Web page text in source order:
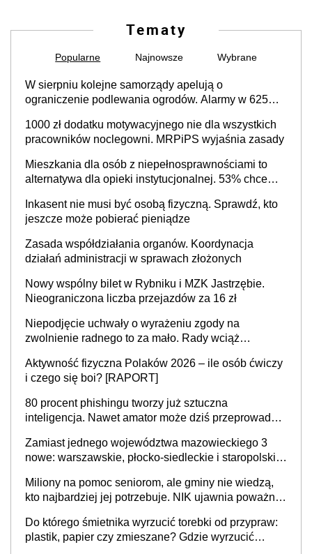
Tematy
Popularne Najnowsze Wybrane
W sierpniu kolejne samorządy apelują o
ograniczenie podlewania ogrodów. Alarmy w 625
cały kraj
1000 zł dodatku motywacyjnego nie dla wszystkich
pracowników noclegowni. MRPiPS wyjaśnia zasady
Mieszkania dla osób z niepełnosprawnościami to
alternatywa dla opieki instytucjonalnej. 53% chce
Inkasent nie musi być osobą fizyczną. Sprawdź, kto
jeszcze może pobierać pieniądze
Zasada współdziałania organów. Koordynacja
działań administracji w sprawach złożonych
Nowy wspólny bilet w Rybniku i MZK Jastrzębie.
Nieograniczona liczba przejazdów za 16 zł
Niepodjęcie uchwały o wyrażeniu zgody na
zwolnienie radnego to za mało. Rady wciąż
sprawy
Aktywność fizyczna Polaków 2026 – ile osób ćwiczy
i czego się boi? [RAPORT]
80 procent phishingu tworzy już sztuczna
inteligencja. Nawet amator może dziś przeprowadzić
Zamiast jednego województwa mazowieckiego 3
nowe: warszawskie, płocko-siedleckie i staropolskie.
stołecznych
Miliony na pomoc seniorom, ale gminy nie wiedzą,
kto najbardziej jej potrzebuje. NIK ujawnia poważną
Do którego śmietnika wyrzucić torebki od przypraw:
plastik, papier czy zmieszane? Gdzie wyrzucić